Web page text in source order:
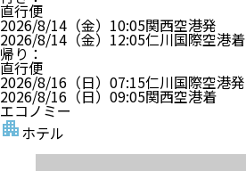
直行便
2026/8/14（金） 10:05関西空港発
2026/8/14（金） 12:05仁川国際空港着
帰り ：
直行便
2026/8/16（日） 07:15仁川国際空港発
2026/8/16（日） 09:05関西空港着
エコノミー
ホテル